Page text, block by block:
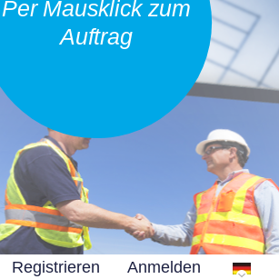
Per Mausklick zum
Auftrag
Registrieren Anmelden